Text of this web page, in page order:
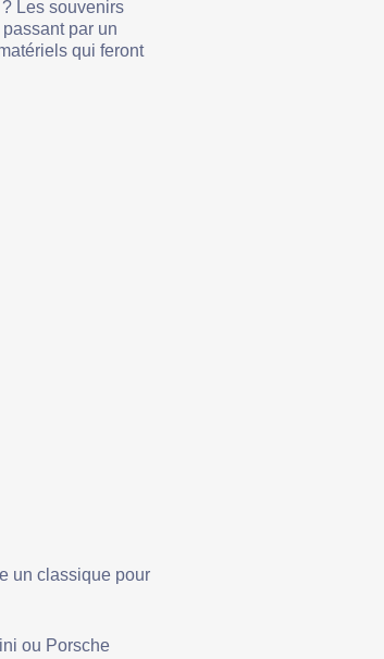
Les souvenirs
par un
qui feront
un classique pour
ou Porsche